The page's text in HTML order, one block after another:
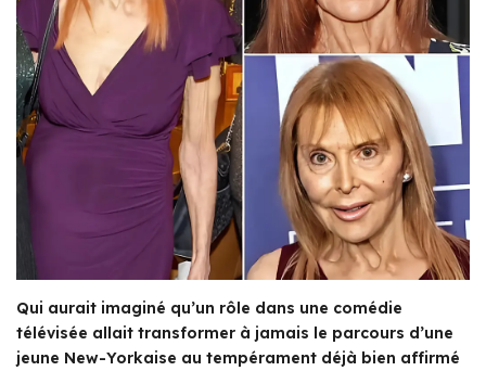
Qui aurait imaginé qu’un rôle dans une comédie
télévisée allait transformer à jamais le parcours d’une
jeune New-Yorkaise au tempérament déjà bien affirmé